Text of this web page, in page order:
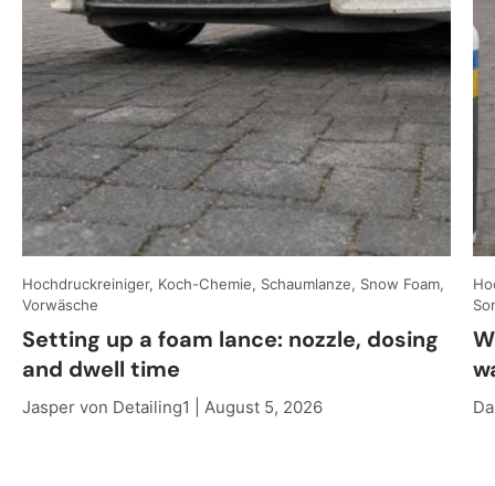
Hochdruckreiniger, Koch-Chemie, Schaumlanze, Snow Foam,
Vorwäsche
Setting up a foam lance: nozzle, dosing
and dwell time
Jasper von Detailing1 | August 5, 2026